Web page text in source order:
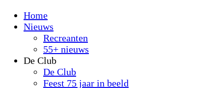
Home
Nieuws
Recreanten
55+ nieuws
De Club
De Club
Feest 75 jaar in beeld